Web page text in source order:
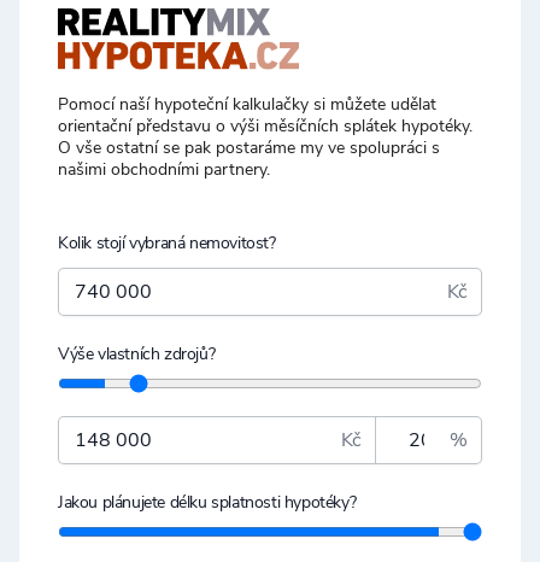
Pomocí naší hypoteční kalkulačky si můžete udělat
orientační představu o výši měsíčních splátek hypotéky.
O vše ostatní se pak postaráme my ve spolupráci s
našimi obchodními partnery.
Kolik stojí vybraná nemovitost?
Kč
Výše vlastních zdrojů?
Kč %
Jakou plánujete délku splatnosti hypotéky?